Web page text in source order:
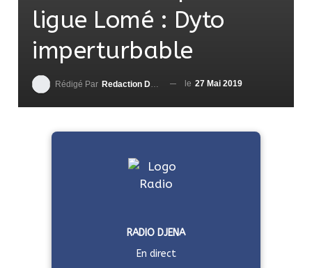
ligue Lomé : Dyto
imperturbable
Rédigé Par Redaction DjenaSport le 27 Mai 2019
RADIO DJENA
En direct